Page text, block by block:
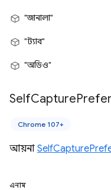
"জানালা"
"ট্যাব"
"অডিও"
SelfCapture
Chrome 107+
আয়না
এনাম